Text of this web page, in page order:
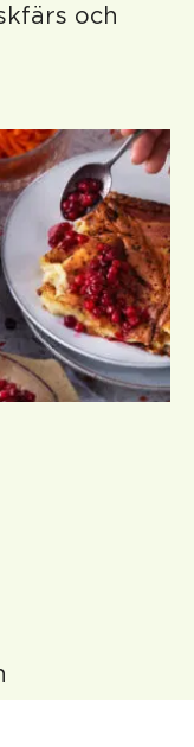
och